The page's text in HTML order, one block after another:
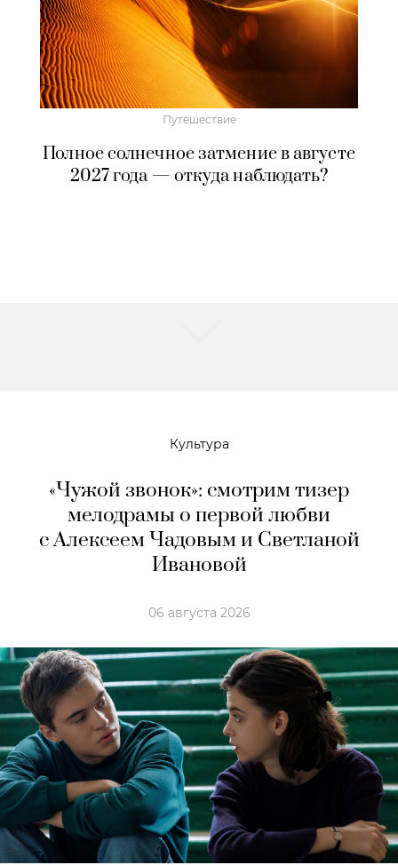
Путешествие
Полное солнечное затмение в августе
2027 года — откуда наблюдать?
Культура
«Чужой звонок»: смотрим тизер
мелодрамы о первой любви
с Алексеем Чадовым и Светланой
Ивановой
06 августа 2026